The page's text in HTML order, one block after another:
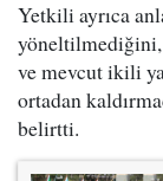
Yetkili ayrıca
ve mevcut ikili
ortadan
belirtti.